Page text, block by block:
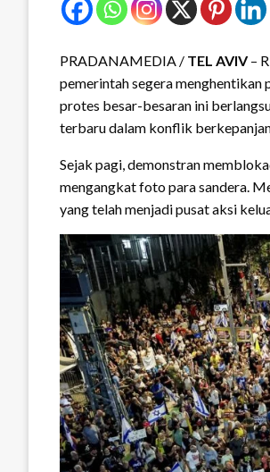
PRADANAMEDIA / TEL AVIV–
pemerintah segera menghentikan
protes besar-besaran ini
terbaru dalam konflik
Sejak pagi, demonstran
mengangkat foto para sandera.
yang telah menjadi pusat aksi